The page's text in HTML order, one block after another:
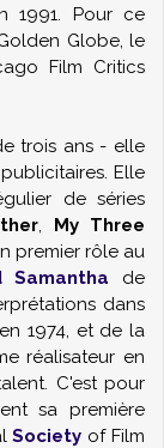
1991. Pour ce
Globe, le
Film Critics
trois ans - elle
Elle
de séries
, My Three
premier rôle au
Samantha de
dans
1974, et de la
réalisateur en
C'est pour
sa première
Society of Film